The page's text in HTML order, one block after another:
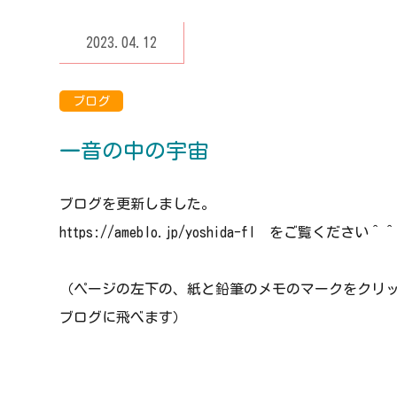
2023.04.12
ブログ
一音の中の宇宙
ブログを更新しました。
https://ameblo.jp/yoshida-fl をご覧ください＾＾
（ページの左下の、紙と鉛筆のメモのマークをクリ
ブログに飛べます）